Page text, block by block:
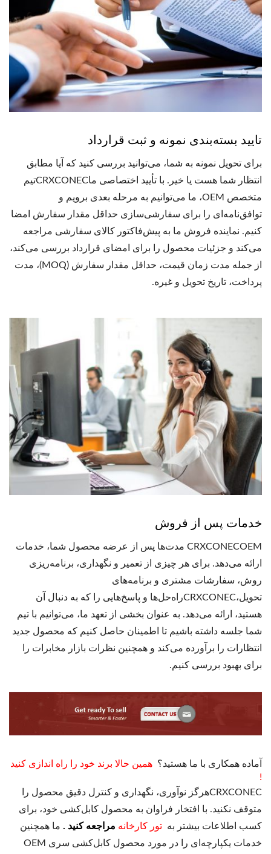
تایید بسته‌بندی نمونه و ثبت قرارداد
برای تحویل نمونه به شما، می‌توانید بررسی کنید که آیا مطابق
انتظار شما هست یا خیر. با تأیید اختصاصی ماCRXCONECتیم
متخصص OEM، ما می‌توانیم به مرحله بعدی برویم و
توافق‌نامه‌ای را برای سفارشی‌سازی حداقل مقدار سفارش امضا
کنیم. نماینده فروش ما به پیش‌فاکتور کالای سفارشی مراجعه
می‌کند و جزئیات محصول را برای امضای قرارداد بررسی می‌کند،
از جمله مدت زمان قیمت، حداقل مقدار سفارش (MOQ)، مدت
پرداخت، تاریخ تحویل و غیره.
خدمات پس از فروش
CRXCONECOEM مدت‌ها پس از عرضه محصول شما، خدمات
ارائه می‌دهد. برای هر چیزی از تعمیر و نگهداری، برنامه‌ریزی
روش، سفارشات مشتری و برنامه‌های
تحویل،CRXCONECراه‌حل‌ها و پاسخ‌هایی را که به دنبال آن
هستید، ارائه می‌دهد. به عنوان بخشی از تعهد ما، می‌توانیم با تیم
شما جلسه داشته باشیم تا اطمینان حاصل کنیم که محصول جدید
انتظارات را برآورده می‌کند و همچنین نظرات بازار مخابرات را
برای بهبود بررسی کنیم.
آماده همکاری با ما هستید؟ همین حالا برند خود را راه اندازی کنید
!
CRXCONECهرگز نوآوری، نگهداری و کنترل دقیق محصول را
متوقف نکنید. با افتخار فراوان به محصول کابل‌کشی خود، برای
کسب اطلاعات بیشتر به تور کارخانه مراجعه کنید . ما همچنین
خدمات یکپارچه‌ای را در مورد محصول کابل‌کشی سری OEM